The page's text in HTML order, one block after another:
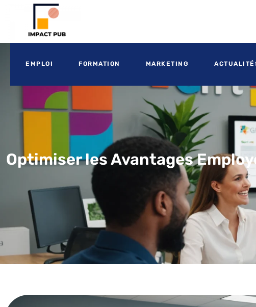
EMPLOI FORMATION MARKETING
Optimiser les Avantages